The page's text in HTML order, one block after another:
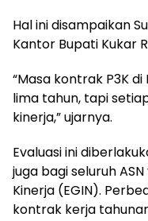
Hal ini disampaikan
Kantor Bupati Kukar
“Masa kontrak P3K
lima tahun, tapi
kinerja,” ujarnya.
Evaluasi ini
juga bagi seluruh
Kinerja (EGIN).
kontrak kerja